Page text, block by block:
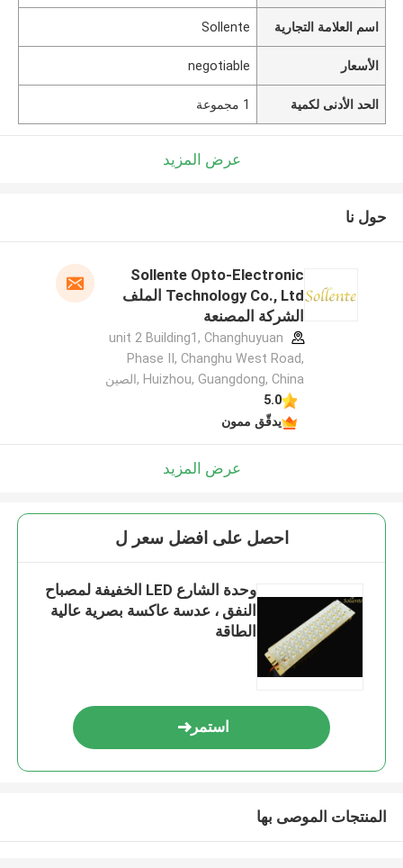
اسم العلامة التجارية Sollente
الأسعار negotiable
الحد الأدنى لكمية 1 مجموعة
عرض المزيد
حول نا
Sollente Opto-Electronic
Technology Co., Ltd الملف
الشركة المصنعة
unit 2 Building1, Changhuyuan
Phase II, Changhu West Road,
Huizhou, Guangdong, China ,الصين
5.0
يدقّق ممون
عرض المزيد
احصل على افضل سعر ل
وحدة الشارع LED الخفيفة لمصباح
النفق ، عدسة عاكسة بصرية عالية
الطاقة
استمر
المنتجات الموصى بها